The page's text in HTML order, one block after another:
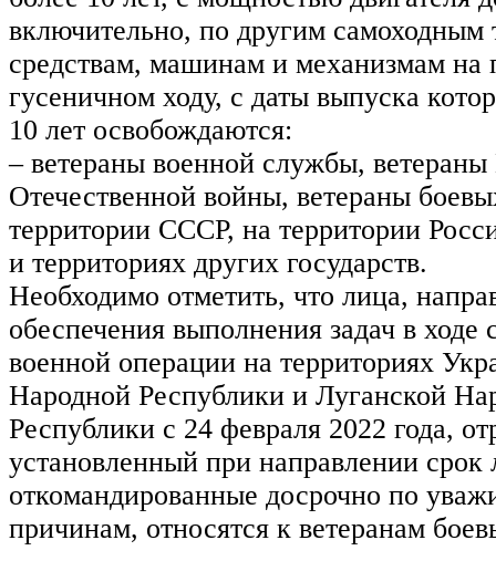
включительно, по другим самоходным
средствам, машинам и механизмам на
гусеничном ходу, с даты выпуска
10 лет освобождаются:
– ветераны военной службы,
Отечественной войны, ветераны
территории СССР, на территории
и территориях других государств.
Необходимо отметить, что лица,
обеспечения выполнения задач в ходе
военной операции на территориях
Народной Республики и Луганской
Республики с 24 февраля 2022 года,
установленный при направлении срок
откомандированные досрочно по
причинам, относятся к ветеранам